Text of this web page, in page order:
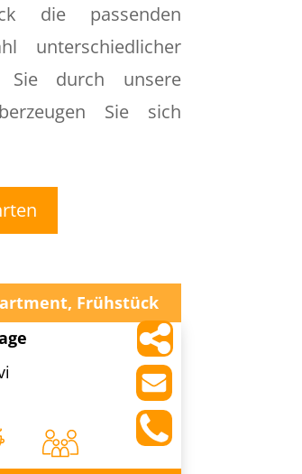
die passenden
unterschiedlicher
Sie durch unsere
Sie sich
Frühstück